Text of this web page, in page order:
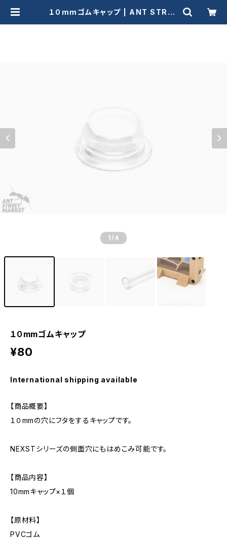
１０mmゴムキャップ | ANT STREE
1 /4
１０mmゴムキャップ
¥80
International shipping available
【商品概要】
１０mmの穴にフタをするキャップです。
NEXSTシリーズの側面穴にもはめこみ可能です。
【商品内容】
10mmキャップ×１個
【原材料】
PVCゴム